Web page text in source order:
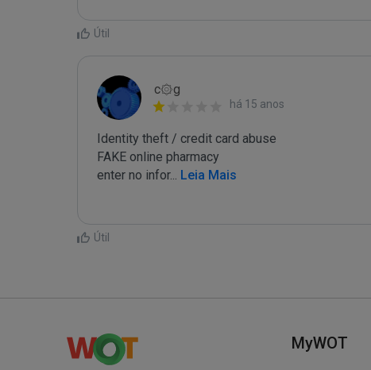
Útil
c۞g
há 15 anos
Identity theft / credit card abuse
FAKE online pharmacy
enter no infor... Leia Mais
Útil
MyWOT